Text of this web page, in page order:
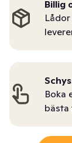
Billig
Boka
bästa